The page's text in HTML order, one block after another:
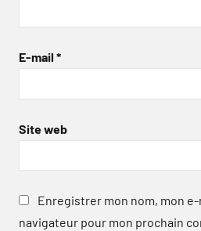
E-mail *
Site web
Enregistrer mon nom, mon
navigateur pour mon prochain